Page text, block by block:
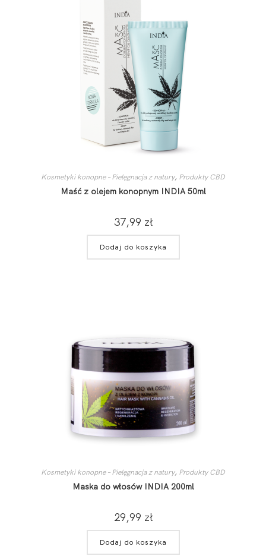
Kosmetyki konopne – Pielęgnacja z natury, Produkty CBD
Maść z olejem konopnym INDIA 50ml
37,99 zł
Dodaj do koszyka
Kosmetyki konopne – Pielęgnacja z natury, Produkty CBD
Maska do włosów INDIA 200ml
29,99 zł
Dodaj do koszyka